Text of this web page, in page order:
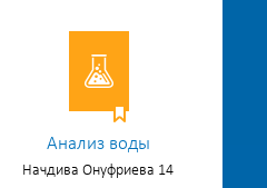
Анализ воды
Начдива Онуфриева 14